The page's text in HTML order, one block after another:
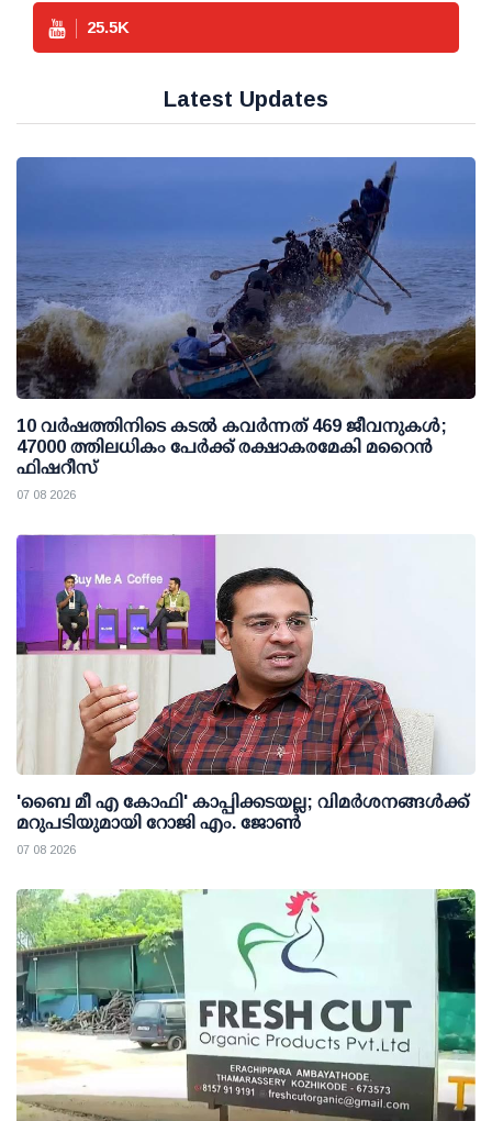
25.5K
Latest Updates
10 വര്‍ഷത്തിനിടെ കടല്‍ കവര്‍ന്നത് 469 ജീവനുകള്‍;
47000 ത്തിലധികം പേര്‍ക്ക് രക്ഷാകരമേകി മറൈന്‍
ഫിഷറീസ്
07 08 2026
'ബൈ മീ എ കോഫി' കാപ്പിക്കടയല്ല; വിമര്‍ശനങ്ങള്‍ക്ക്
മറുപടിയുമായി റോജി എം. ജോണ്‍
07 08 2026